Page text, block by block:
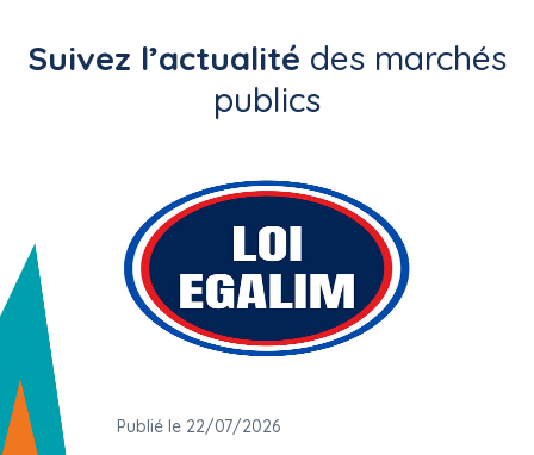
Suivez l’actualité des marchés
publics
Publié le 22/07/2026